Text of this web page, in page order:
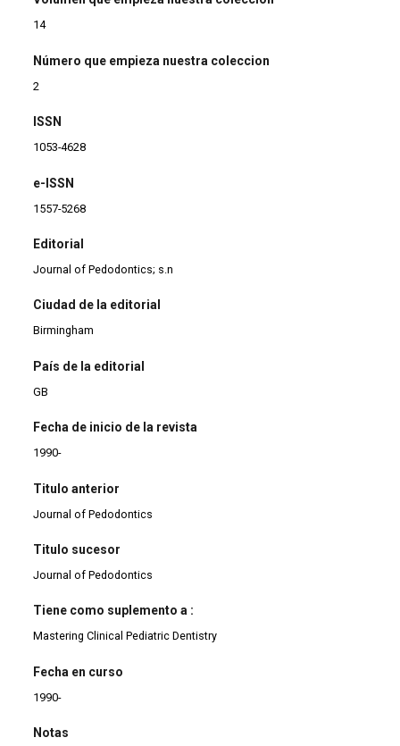
14
Número que empieza nuestra coleccion
2
ISSN
1053-4628
e-ISSN
1557-5268
Editorial
Journal of Pedodontics; s.n
Ciudad de la editorial
Birmingham
País de la editorial
GB
Fecha de inicio de la revista
1990-
Titulo anterior
Journal of Pedodontics
Titulo sucesor
Journal of Pedodontics
Tiene como suplemento a :
Mastering Clinical Pediatric Dentistry
Fecha en curso
1990-
Notas